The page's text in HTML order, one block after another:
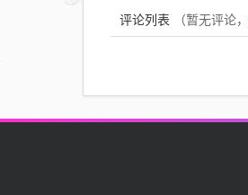
评论列表 （暂无评论，